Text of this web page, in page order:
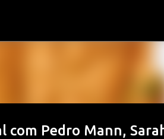
Pedro Mann,